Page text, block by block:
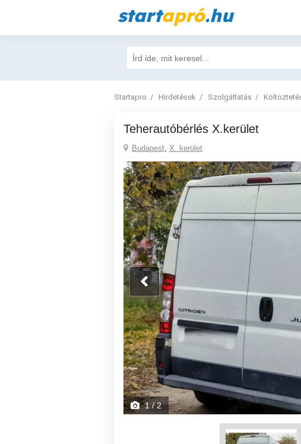
startapró.hu
Startapro Hirdetések Szolgáltatás
Teherautóbérlés X.kerület
Budapest, X. kerület
1 / 2